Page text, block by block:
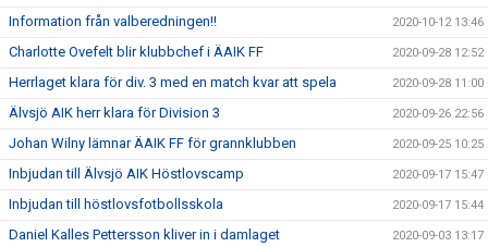
Information från valberedningen!! 2020-10-12 13:46
Charlotte Ovefelt blir klubbchef i ÄAIK FF 2020-09-28 12:52
Herrlaget klara för div. 3 med en match kvar att spela 2020-09-28 11:00
Älvsjö AIK herr klara för Division 3 2020-09-26 22:56
Johan Wilny lämnar ÄAIK FF för grannklubben 2020-09-25 10:25
Inbjudan till Älvsjö AIK Höstlovscamp 2020-09-17 15:47
Inbjudan till höstlovsfotbollsskola 2020-09-17 15:44
Daniel Kalles Pettersson kliver in i damlaget 2020-09-03 13:17